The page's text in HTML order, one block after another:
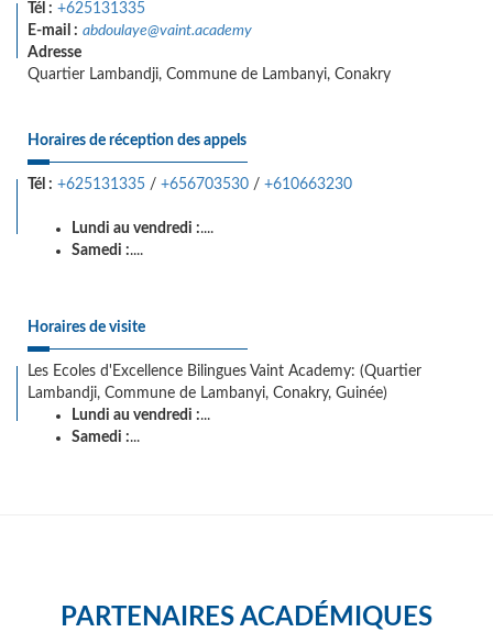
Tél : +625131335
E-mail : abdoulaye@vaint.academy
Adresse
Quartier Lambandji, Commune de Lambanyi, Conakry
Horaires de réception des appels
Tél : +625131335 / +656703530 / +610663230
Lundi au vendredi :....
Samedi :....
Horaires de visite
Les Ecoles d'Excellence Bilingues Vaint Academy: (Quartier
Lambandji, Commune de Lambanyi, Conakry, Guinée)
Lundi au vendredi :...
Samedi :...
PARTENAIRES ACADÉMIQUES